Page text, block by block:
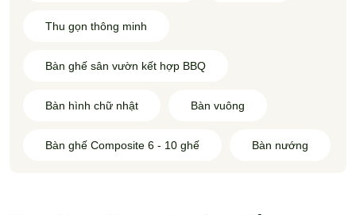
Thu gọn thông minh
Bàn ghế sân vườn kết hợp BBQ
Bàn hình chữ nhật Bàn vuông
Bàn ghế Composite 6 - 10 ghế Bàn nướng